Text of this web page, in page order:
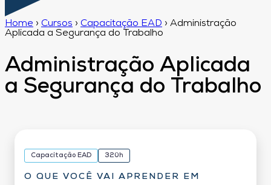
Home › Cursos › Capacitação EAD › Administração
Aplicada a Segurança do Trabalho
Administração Aplicada
a Segurança do Trabalho
Capacitação EAD 320h
O QUE VOCÊ VAI APRENDER EM